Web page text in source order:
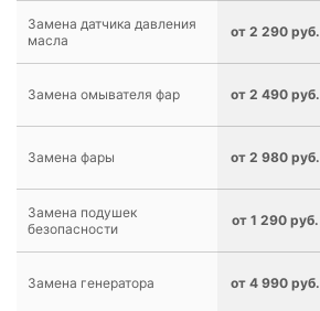
Замена датчика давления
масла
от 2 290 руб.
Замена омывателя фар от 2 490 руб.
Замена фары от 2 980 руб.
Замена подушек
безопасности
от 1 290 руб.
Замена генератора от 4 990 руб.